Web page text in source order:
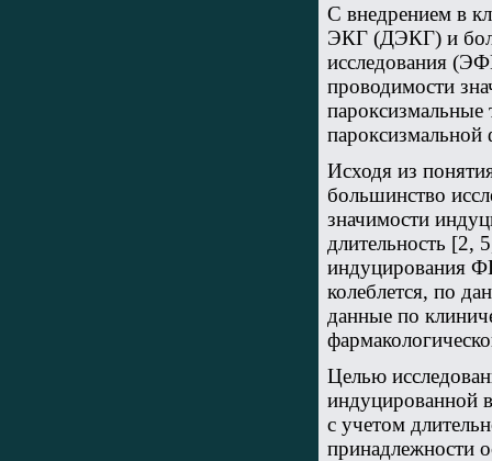
С внедрением в
ЭКГ (ДЭКГ) и
исследования
проводимости
пароксизмальные
Исходя из
большинство
значимости
длительность [2,
индуцирования
колеблется, по
данные по
Целью
индуцированной
с учетом
принадлежности